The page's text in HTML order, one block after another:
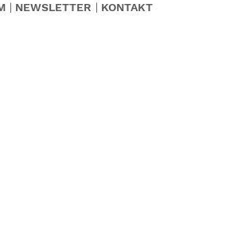
NEWSLETTER KONTAKT